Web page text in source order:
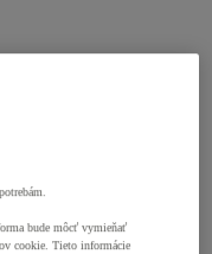
bude môcť vymieňať
cookie. Tieto informácie